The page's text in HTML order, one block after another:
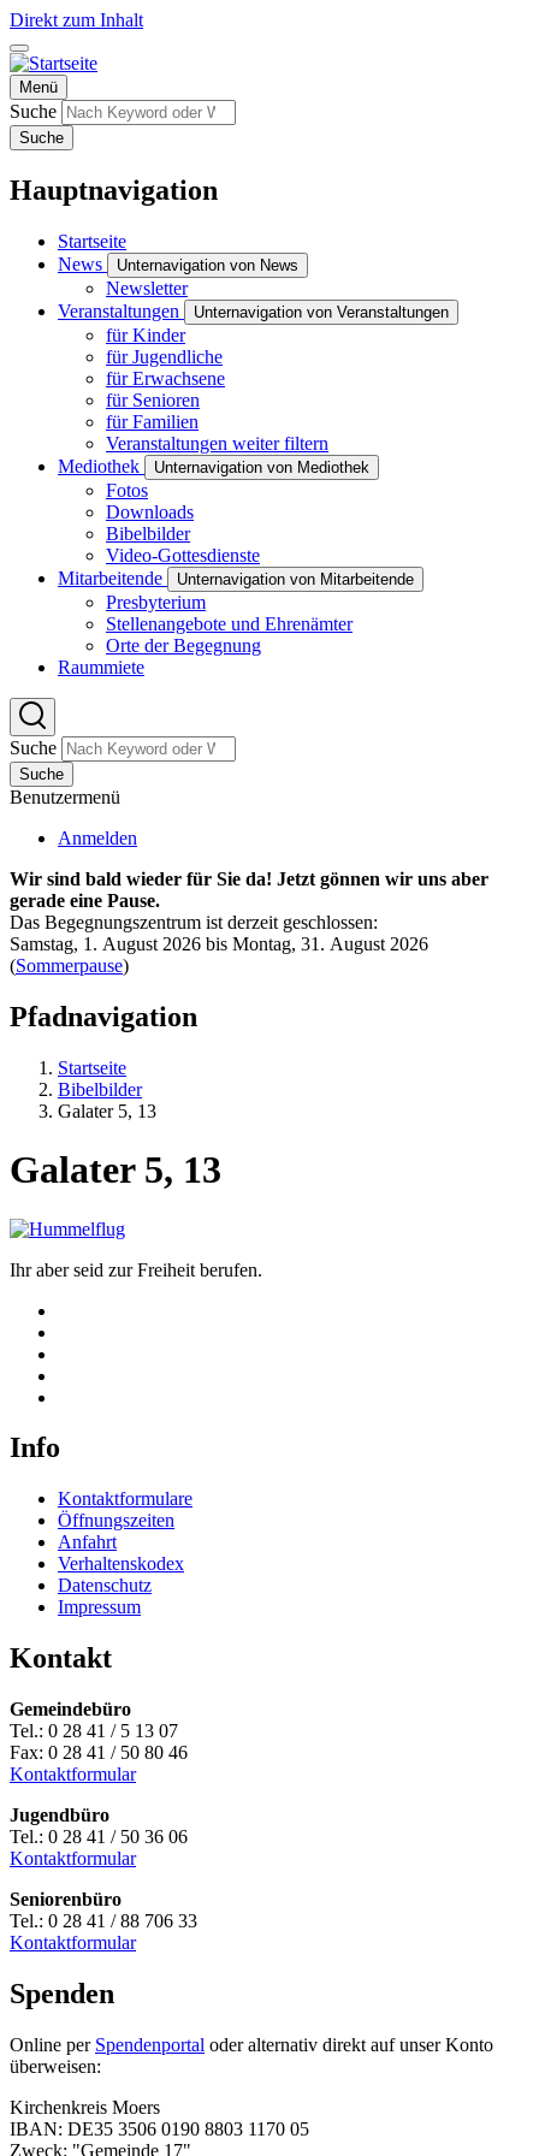
Direkt zum Inhalt
Menü
Suche
Suche
Hauptnavigation
Startseite
News
Unternavigation von News
Newsletter
Veranstaltungen
Unternavigation von Veranstaltungen
für Kinder
für Jugendliche
für Erwachsene
für Senioren
für Familien
Veranstaltungen weiter filtern
Mediothek
Unternavigation von Mediothek
Fotos
Downloads
Bibelbilder
Video-Gottesdienste
Mitarbeitende
Unternavigation von Mitarbeitende
Presbyterium
Stellenangebote und Ehrenämter
Orte der Begegnung
Raummiete
Suche
Suche
Benutzermenü
Anmelden
Wir sind bald wieder für Sie da! Jetzt gönnen wir uns aber
gerade eine Pause.
Das Begegnungszentrum ist derzeit geschlossen:
Samstag, 1. August 2026 bis Montag, 31. August 2026
(Sommerpause)
Pfadnavigation
Startseite
Bibelbilder
Galater 5, 13
Galater 5, 13
Ihr aber seid zur Freiheit berufen.
Info
Kontaktformulare
Öffnungszeiten
Anfahrt
Verhaltenskodex
Datenschutz
Impressum
Kontakt
Gemeindebüro
Tel.: 0 28 41 / 5 13 07
Fax: 0 28 41 / 50 80 46
Kontaktformular
Jugendbüro
Tel.: 0 28 41 / 50 36 06
Kontaktformular
Seniorenbüro
Tel.: 0 28 41 / 88 706 33
Kontaktformular
Spenden
Online per Spendenportal oder alternativ direkt auf unser Konto
überweisen:
Kirchenkreis Moers
IBAN: DE35 3506 0190 8803 1170 05
Zweck: "Gemeinde 17"